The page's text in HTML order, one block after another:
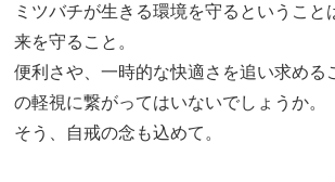
ミツバチが生きる環境を守るということ
来を守ること。
便利さや、一時的な快適さを追い求める
の軽視に繋がってはいないでしょうか。
そう、自戒の念も込めて。